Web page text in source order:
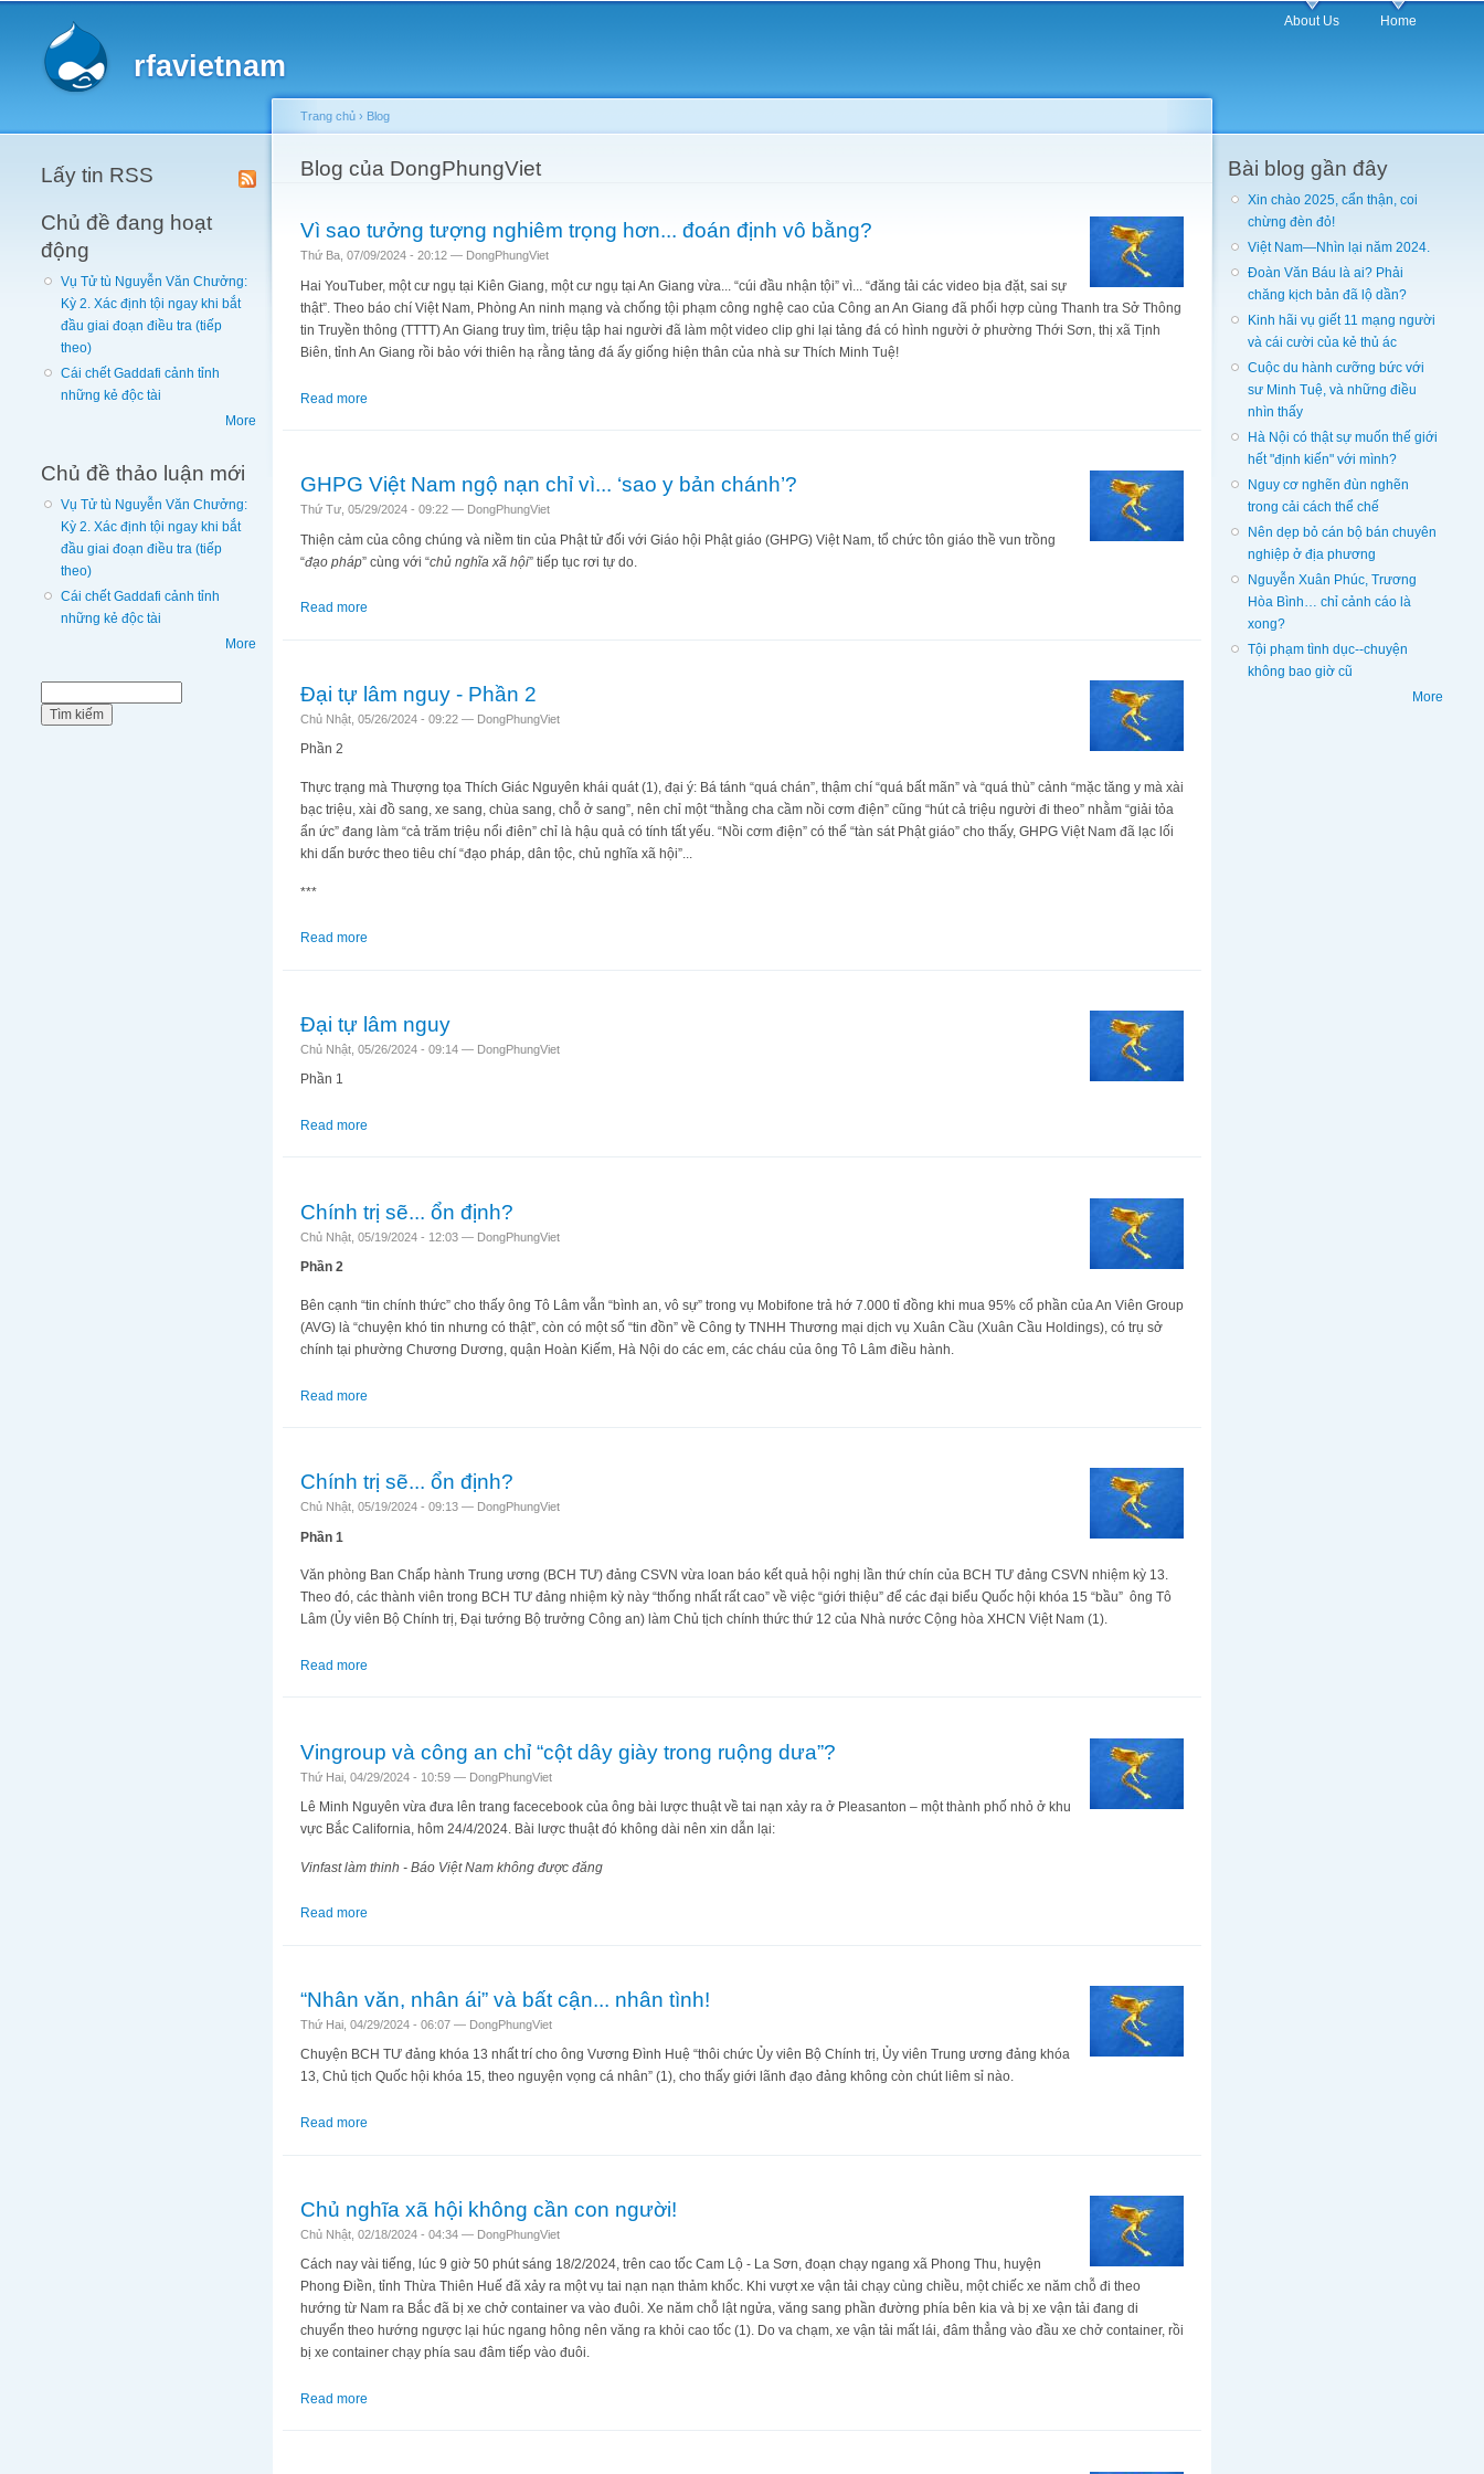
rfavietnam
About Us Home
Lấy tin RSS
Chủ đề đang hoạt
động
Vụ Tử tù Nguyễn Văn Chưởng:
Kỳ 2. Xác định tội ngay khi bắt
đầu giai đoạn điều tra (tiếp
theo)
Cái chết Gaddafi cảnh tỉnh
những kẻ độc tài
More
Chủ đề thảo luận mới
Vụ Tử tù Nguyễn Văn Chưởng:
Kỳ 2. Xác định tội ngay khi bắt
đầu giai đoạn điều tra (tiếp
theo)
Cái chết Gaddafi cảnh tỉnh
những kẻ độc tài
More
You are here
Trang chủ › Blog
Blog của DongPhungViet
Vì sao tưởng tượng nghiêm trọng hơn... đoán định vô bằng?
Thứ Ba, 07/09/2024 - 20:12 — DongPhungViet
Hai YouTuber, một cư ngụ tại Kiên Giang, một cư ngụ tại An Giang vừa... “cúi đầu nhận tội” vì... “đăng tải các video bịa đặt, sai sự
thật”. Theo báo chí Việt Nam, Phòng An ninh mạng và chống tội phạm công nghệ cao của Công an An Giang đã phối hợp cùng Thanh tra Sở Thông
tin Truyền thông (TTTT) An Giang truy tìm, triệu tập hai người đã làm một video clip ghi lại tảng đá có hình người ở phường Thới Sơn, thị xã Tịnh
Biên, tỉnh An Giang rồi bảo với thiên hạ rằng tảng đá ấy giống hiện thân của nhà sư Thích Minh Tuệ!
Read more
GHPG Việt Nam ngộ nạn chỉ vì... ‘sao y bản chánh’?
Thứ Tư, 05/29/2024 - 09:22 — DongPhungViet
Thiện cảm của công chúng và niềm tin của Phật tử đối với Giáo hội Phật giáo (GHPG) Việt Nam, tổ chức tôn giáo thề vun trồng
“đạo pháp” cùng với “chủ nghĩa xã hội” tiếp tục rơi tự do.
Read more
Đại tự lâm nguy - Phần 2
Chủ Nhật, 05/26/2024 - 09:22 — DongPhungViet
Phần 2
Thực trạng mà Thượng tọa Thích Giác Nguyên khái quát (1), đại ý: Bá tánh “quá chán”, thậm chí “quá bất mãn” và “quá thù” cảnh “mặc tăng y mà xài
bạc triệu, xài đồ sang, xe sang, chùa sang, chỗ ở sang”, nên chỉ một “thằng cha cầm nồi cơm điện” cũng “hút cả triệu người đi theo” nhằm “giải tỏa
ẩn ức” đang làm “cả trăm triệu nổi điên” chỉ là hậu quả có tính tất yếu. “Nồi cơm điện” có thể “tàn sát Phật giáo” cho thấy, GHPG Việt Nam đã lạc lối
khi dấn bước theo tiêu chí “đạo pháp, dân tộc, chủ nghĩa xã hội”...
***
Read more
Đại tự lâm nguy
Chủ Nhật, 05/26/2024 - 09:14 — DongPhungViet
Phần 1
Read more
Chính trị sẽ... ổn định?
Chủ Nhật, 05/19/2024 - 12:03 — DongPhungViet
Phần 2
Bên cạnh “tin chính thức” cho thấy ông Tô Lâm vẫn “bình an, vô sự” trong vụ Mobifone trả hớ 7.000 tỉ đồng khi mua 95% cổ phần của An Viên Group
(AVG) là “chuyện khó tin nhưng có thật”, còn có một số “tin đồn” về Công ty TNHH Thương mại dịch vụ Xuân Cầu (Xuân Cầu Holdings), có trụ sở
chính tại phường Chương Dương, quận Hoàn Kiếm, Hà Nội do các em, các cháu của ông Tô Lâm điều hành.
Read more
Chính trị sẽ... ổn định?
Chủ Nhật, 05/19/2024 - 09:13 — DongPhungViet
Phần 1
Văn phòng Ban Chấp hành Trung ương (BCH TƯ) đảng CSVN vừa loan báo kết quả hội nghị lần thứ chín của BCH TƯ đảng CSVN nhiệm kỳ 13.
Theo đó, các thành viên trong BCH TƯ đảng nhiệm kỳ này “thống nhất rất cao” về việc “giới thiệu” để các đại biểu Quốc hội khóa 15 “bầu” ông Tô
Lâm (Ủy viên Bộ Chính trị, Đại tướng Bộ trưởng Công an) làm Chủ tịch chính thức thứ 12 của Nhà nước Cộng hòa XHCN Việt Nam (1).
Read more
Vingroup và công an chỉ “cột dây giày trong ruộng dưa”?
Thứ Hai, 04/29/2024 - 10:59 — DongPhungViet
Lê Minh Nguyên vừa đưa lên trang facecebook của ông bài lược thuật về tai nạn xảy ra ở Pleasanton – một thành phố nhỏ ở khu
vực Bắc California, hôm 24/4/2024. Bài lược thuật đó không dài nên xin dẫn lại:
Vinfast làm thinh - Báo ViệtNam không được đăng
Read more
“Nhân văn, nhân ái” và bất cận... nhân tình!
Thứ Hai, 04/29/2024 - 06:07 — DongPhungViet
Chuyện BCH TƯ đảng khóa 13 nhất trí cho ông Vương Đình Huệ “thôi chức Ủy viên Bộ Chính trị, Ủy viên Trung ương đảng khóa
13, Chủ tịch Quốc hội khóa 15, theo nguyện vọng cá nhân” (1), cho thấy giới lãnh đạo đảng không còn chút liêm sỉ nào.
Read more
Chủ nghĩa xã hội không cần con người!
Chủ Nhật, 02/18/2024 - 04:34 — DongPhungViet
Cách nay vài tiếng, lúc 9 giờ 50 phút sáng 18/2/2024, trên cao tốc Cam Lộ - La Sơn, đoạn chạy ngang xã Phong Thu, huyện
Phong Điền, tỉnh Thừa Thiên Huế đã xảy ra một vụ tai nạn nạn thảm khốc. Khi vượt xe vận tải chạy cùng chiều, một chiếc xe năm chỗ đi theo
hướng từ Nam ra Bắc đã bị xe chở container va vào đuôi. Xe năm chỗ lật ngửa, văng sang phần đường phía bên kia và bị xe vận tải đang di
chuyển theo hướng ngược lại húc ngang hông nên văng ra khỏi cao tốc (1). Do va chạm, xe vận tải mất lái, đâm thẳng vào đầu xe chở container, rồi
bị xe container chạy phía sau đâm tiếp vào đuôi.
Read more
Bài blog gần đây
Xin chào 2025, cẩn thận, coi
chừng đèn đỏ!
Việt Nam—Nhìn lại năm 2024.
Đoàn Văn Báu là ai? Phải
chăng kịch bản đã lộ dần?
Kinh hãi vụ giết 11 mạng người
và cái cười của kẻ thủ ác
Cuộc du hành cưỡng bức với
sư Minh Tuệ, và những điều
nhìn thấy
Hà Nội có thật sự muốn thế giới
hết "định kiến" với mình?
Nguy cơ nghẽn đùn nghẽn
trong cải cách thể chế
Nên dẹp bỏ cán bộ bán chuyên
nghiệp ở địa phương
Nguyễn Xuân Phúc, Trương
Hòa Bình… chỉ cảnh cáo là
xong?
Tội phạm tình dục--chuyện
không bao giờ cũ
More